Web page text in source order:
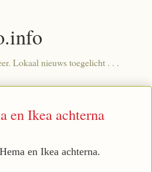
Lokaal nieuws toegelicht . . .
en Ikea achterna
en Ikea achterna.